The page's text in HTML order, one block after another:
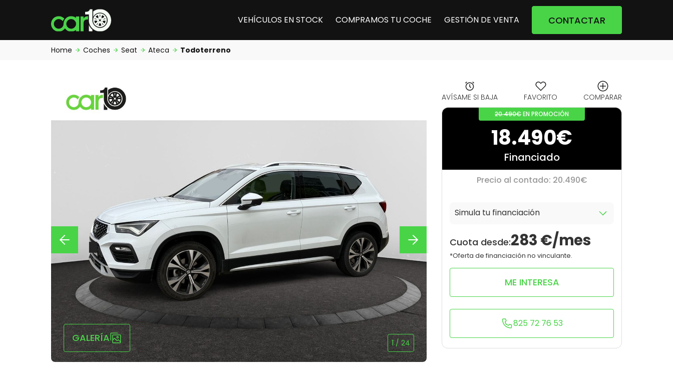
VEHÍCULOS EN STOCK COMPRAMOS TU COCHE GESTIÓN DE VENTA CONTACTAR
Home Coches Seat Ateca Todoterreno
GALERÍA 1/ 24
AVÍSAME SI BAJA FAVORITO COMPARAR
20.490€EN PROMOCIÓN
18.490€
Financiado
Precio al contado: 20.490€
Simula tu financiación
Cuota desde:283 €/mes
*Oferta de financiación no vinculante.
ME INTERESA
825 72 76 53